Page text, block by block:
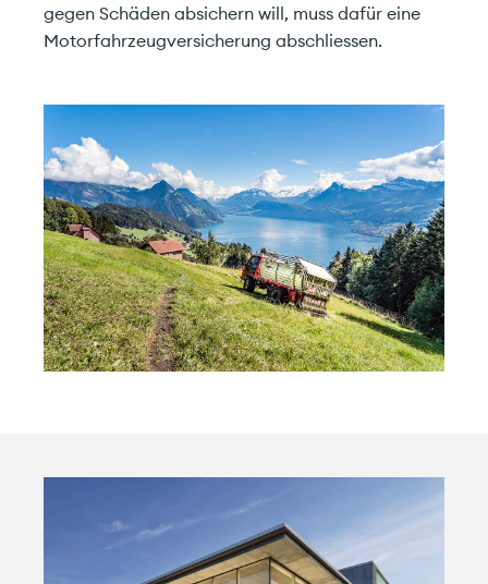
gegen Schäden absichern will, muss dafür eine
Motorfahrzeugversicherung abschliessen.